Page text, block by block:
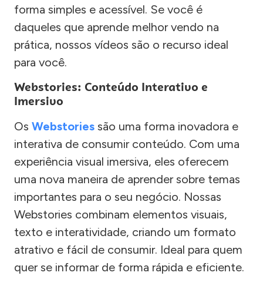
forma simples e acessível. Se você é
daqueles que aprende melhor vendo na
prática, nossos vídeos são o recurso ideal
para você.
Webstories: Conteúdo Interativo e
Imersivo
Os Webstories são uma forma inovadora e
interativa de consumir conteúdo. Com uma
experiência visual imersiva, eles oferecem
uma nova maneira de aprender sobre temas
importantes para o seu negócio. Nossas
Webstories combinam elementos visuais,
texto e interatividade, criando um formato
atrativo e fácil de consumir. Ideal para quem
quer se informar de forma rápida e eficiente.